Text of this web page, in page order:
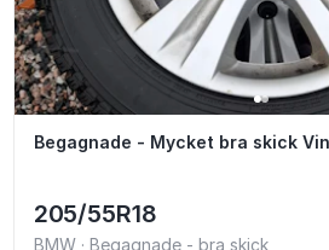
Begagnade - Mycket
205/55R18
BMW · Begagnade - bra skick